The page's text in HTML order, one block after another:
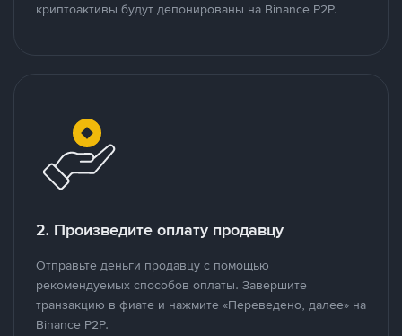
криптоактивы будут депонированы на Binance P2P.
2. Произведите оплату продавцу
Отправьте деньги продавцу с помощью
рекомендуемых способов оплаты. Завершите
транзакцию в фиате и нажмите «Переведено, далее» на
Binance P2P.